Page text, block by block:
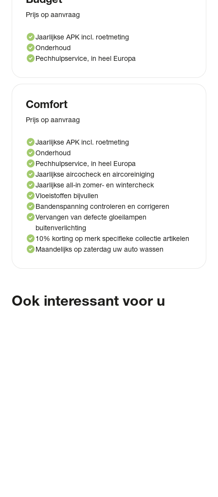
Prijs op aanvraag
check_circleJaarlijkse APK incl. roetmeting
check_circleOnderhoud
check_circlePechhulpservice, in heel Europa
Comfort
Prijs op aanvraag
check_circleJaarlijkse APK incl. roetmeting
check_circleOnderhoud
check_circlePechhulpservice, in heel Europa
check_circleJaarlijkse aircocheck en aircoreiniging
check_circleJaarlijkse all-in zomer- en wintercheck
check_circleVloeistoffen bijvullen
check_circleBandenspanning controleren en corrigeren
check_circleVervangen van defecte gloeilampen
buitenverlichting
check_circle10% korting op merk specifieke collectie artikelen
check_circleMaandelijks op zaterdag uw auto wassen
Ook interessant voor u